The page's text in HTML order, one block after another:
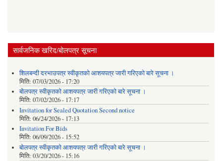
सार्वजनिक खरिद/बोलपत्र सूचना
शिलबन्दी दरभाउपत्र स्वीकृतको आशयपत्र जारी गरिएको बारे सूचना ।
मिति: 07/03/2026 - 17:20
बोलपत्र स्वीकृतको आशयपत्र जारी गरिएको बारे सूचना ।
मिति: 07/02/2026 - 17:17
Invitation for Sealed Quotation Second notice
मिति: 06/24/2026 - 17:13
Invitation For Bids
मिति: 06/09/2026 - 15:52
बोलपत्र स्वीकृतको आशयपत्र जारी गरिएको बारे सूचना ।
मिति: 03/20/2026 - 15:16